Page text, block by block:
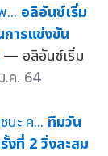
อลิอันซ์เริ่ม
ารแข่งขัน
— อลิอันซ์เริ่ม
.ค. 64
ทีมวัน
ที่ 2 วิ่งสะสม